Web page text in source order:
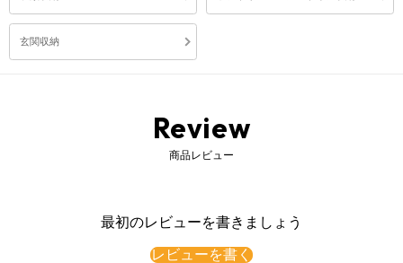
玄関収納
Review
商品レビュー
最初のレビューを書きましょう
レビューを書く